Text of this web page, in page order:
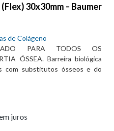
30x30mm – Baumer
de Colágeno
PARA TODOS OS
ÓSSEA. Barreira biológica
com substitutos ósseos e do
juros